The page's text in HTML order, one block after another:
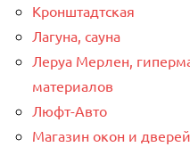
Кронштадтская
Лагуна, сауна
Леруа Мерлен,
материалов
Люфт-Авто
Магазин окон и